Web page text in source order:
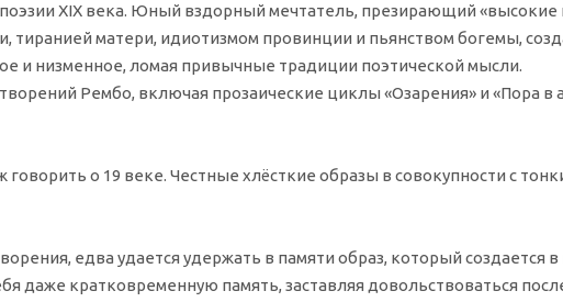
XIX века. Юный вздорный мечтатель, презирающий «высокие
матери, идиотизмом провинции и пьянством богемы,
и низменное, ломая привычные традиции поэтической мысли.
Рембо, включая прозаические циклы «Озарения» и «Пора в
о 19 веке. Честные хлёсткие образы в совокупности с
едва удается удержать в памяти образ, который создается
даже кратковременную память, заставляя довольствоваться